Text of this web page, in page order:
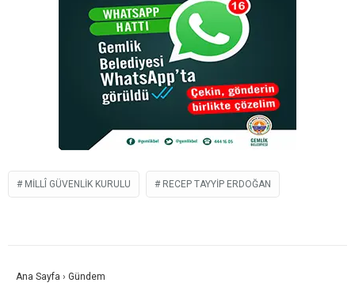
MILLÎ GÜVENLIK KURULU RECEP TAYYIP ERDOĞAN
Ana Sayfa › Gündem